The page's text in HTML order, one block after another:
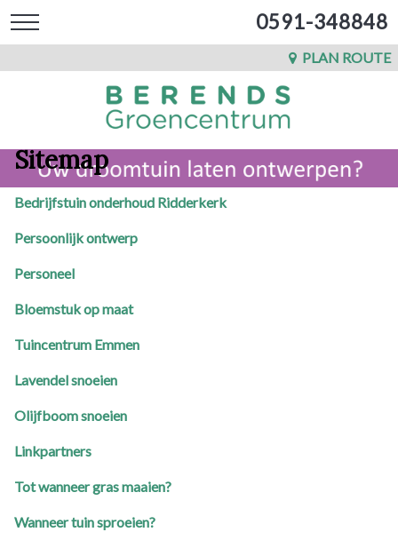
0591-348848
PLAN ROUTE
Sitemap
Bedrijfstuin onderhoud Ridderkerk
Persoonlijk ontwerp
Personeel
Bloemstuk op maat
Tuincentrum Emmen
Lavendel snoeien
Olijfboom snoeien
Linkpartners
Tot wanneer gras maaien?
Wanneer tuin sproeien?